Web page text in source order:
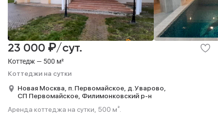
Коттедж — 500 м²
Коттеджи на сутки
23 000 ₽/сут.
Новая Москва, п. Первомайское, д. Уварово,
СП Первомайское, Филимонковский р-н
Аренда коттеджа на сутки, 500 м².